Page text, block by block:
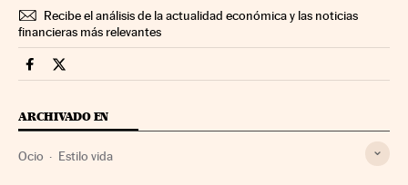
Recibe el análisis de la actualidad económica y las noticias
financieras más relevantes
Fortunas Cinco Días en Facebook
Fortunas Cinco Días en Twitter
ARCHIVADO EN
Ocio Estilo vida